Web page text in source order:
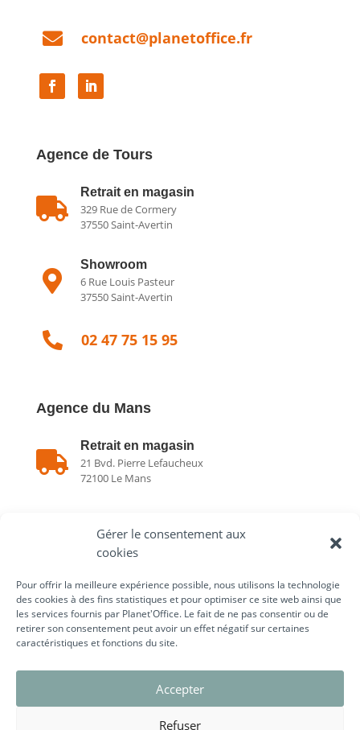
Gérer le consentement aux
cookies
Pour offrir la meilleure expérience possible, nous utilisons la technologie
des cookies à des fins statistiques et pour optimiser ce site web ainsi que
les services fournis par Planet'Office. Le fait de ne pas consentir ou de
retirer son consentement peut avoir un effet négatif sur certaines
caractéristiques et fonctions du site.
Accepter
Refuser
 contact@planetoffice.fr
Agence de Tours

Retrait en magasin
329 Rue de Cormery
37550 Saint-Avertin

Showroom
6 Rue Louis Pasteur
37550 Saint-Avertin
 02 47 75 15 95
Agence du Mans

Retrait en magasin
21 Bvd. Pierre Lefaucheux
72100 Le Mans
21 Bvd. Pierre Lefaucheux
72100 Le Mans
 02 43 75 78 75